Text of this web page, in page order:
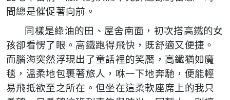
間總是催促著向前。
同樣是綠油的田、屋舍南面，初次搭高鐵的女
孩卻看愣了眼。高鐵跑得飛快，既舒適又便捷。
而腦海突然浮現出了童話裡的笑靨，高鐵猶如魔
毯，溫柔地包裹著旅人，咻一下地奔馳，便能輕
易飛抵欲至之所在。但坐在這柔軟座席上的我只